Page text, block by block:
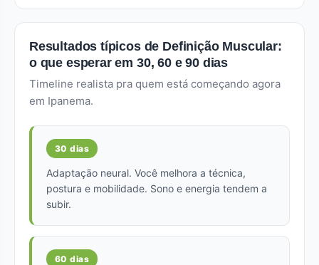
Resultados típicos de Definição Muscular:
o que esperar em 30, 60 e 90 dias
Timeline realista pra quem está começando agora
em Ipanema.
30 dias
Adaptação neural. Você melhora a técnica,
postura e mobilidade. Sono e energia tendem a
subir.
60 dias